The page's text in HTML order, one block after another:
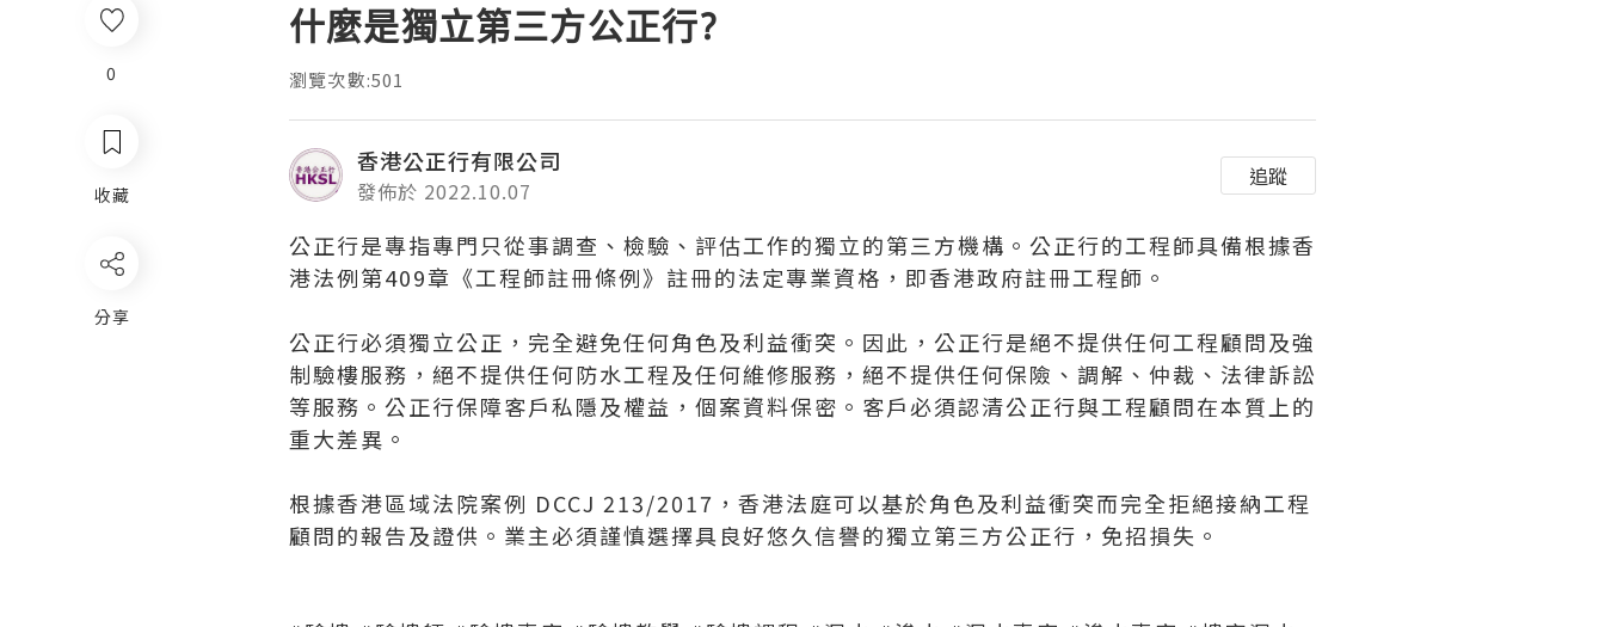
什麼是獨立第三方公正行?
瀏覽次數:501
香港公正行有限公司
發佈於 2022.10.07
追蹤
公正行是專指專門只從事調查、檢驗、評估工作的獨立的第三方機構。公正行的工程師具備根據香
港法例第409章《工程師註冊條例》註冊的法定專業資格，即香港政府註冊工程師。
公正行必須獨立公正，完全避免任何角色及利益衝突。因此，公正行是絕不提供任何工程顧問及強
制驗樓服務，絕不提供任何防水工程及任何維修服務，絕不提供任何保險、調解、仲裁、法律訴訟
等服務。公正行保障客戶私隱及權益，個案資料保密。客戶必須認清公正行與工程顧問在本質上的
重大差異。
根據香港區域法院案例 DCCJ 213/2017，香港法庭可以基於角色及利益衝突而完全拒絕接納工程
顧問的報告及證供。業主必須謹慎選擇具良好悠久信譽的獨立第三方公正行，免招損失。
0
收藏
分享